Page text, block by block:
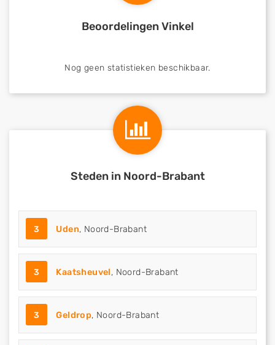
Beoordelingen Vinkel
Nog geen statistieken beschikbaar.
Steden in Noord-Brabant
3 Uden, Noord-Brabant
3 Kaatsheuvel, Noord-Brabant
3 Geldrop, Noord-Brabant